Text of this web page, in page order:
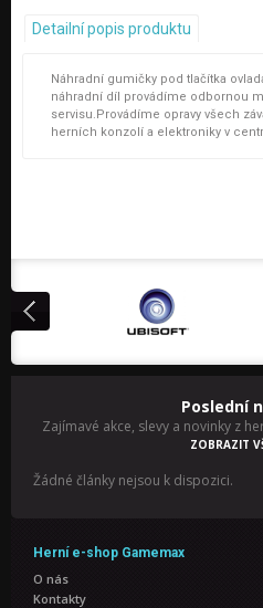
Detailní popis produktu
Náhradní gumičky pod tlačítka
náhradní díl provádíme odbornou
servisu.Provádíme opravy všech
herních konzolí a elektroniky v
Poslední
Zajímavé akce, slevy a novinky z
ZOBRAZIT
Žádné články nejsou k dispozici.
Herní e-shop Gamemax
O nás
Kontakty